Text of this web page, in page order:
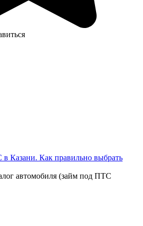
в Казани. Как правильно выбрать
автомобиля (займ под ПТС